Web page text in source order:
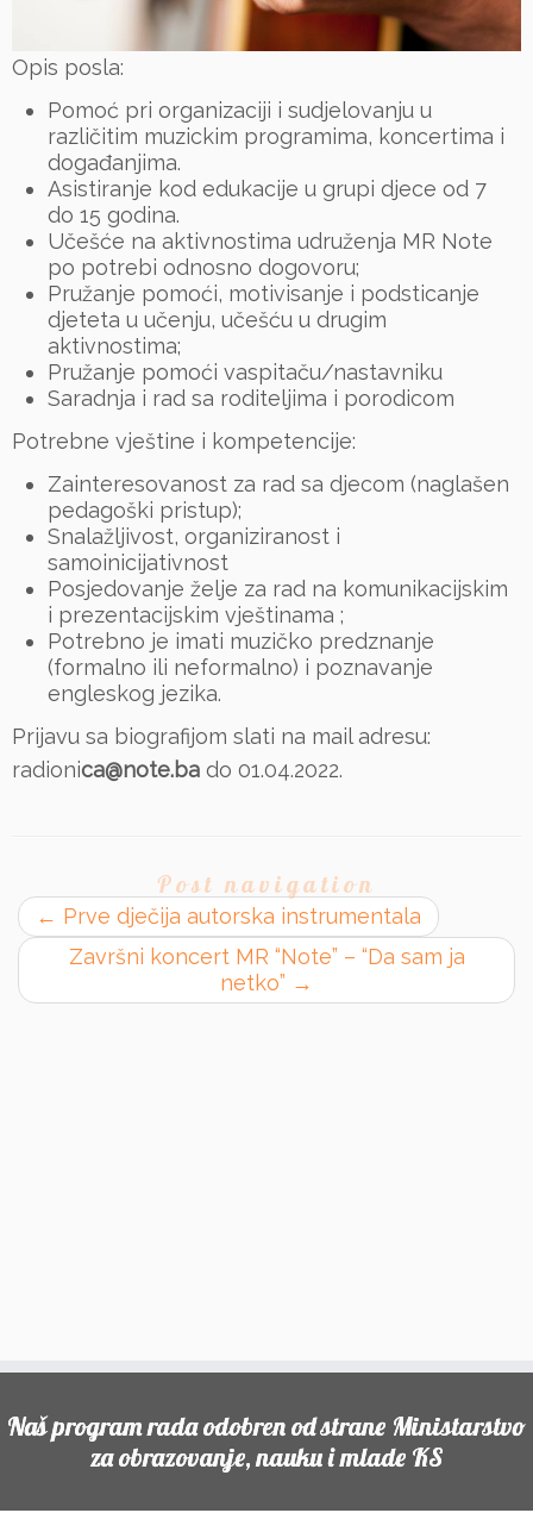
Opis posla:
Pomoć pri organizaciji i sudjelovanju u
različitim muzickim programima, koncertima i
događanjima.
Asistiranje kod edukacije u grupi djece od 7
do 15 godina.
Učešće na aktivnostima udruženja MR Note
po potrebi odnosno dogovoru;
Pružanje pomoći, motivisanje i podsticanje
djeteta u učenju, učešću u drugim
aktivnostima;
Pružanje pomoći vaspitaču/nastavniku
Saradnja i rad sa roditeljima i porodicom
Potrebne vještine i kompetencije:
Zainteresovanost za rad sa djecom (naglašen
pedagoški pristup);
Snalažljivost, organiziranost i
samoinicijativnost
Posjedovanje želje za rad na komunikacijskim
i prezentacijskim vještinama ;
Potrebno je imati muzičko predznanje
(formalno ili neformalno) i poznavanje
engleskog jezika.
Prijavu sa biografijom slati na mail adresu:
radionica@note.ba do 01.04.2022.
Post navigation
← Prve dječija autorska instrumentala
Završni koncert MR “Note” – “Da sam ja
netko” →
Naš program rada odobren od strane Ministarstvo
za obrazovanje, nauku i mlade KS